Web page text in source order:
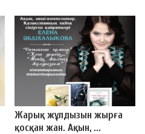
Жарық жұлдызын жырға
қосқан жан. Ақын, ...